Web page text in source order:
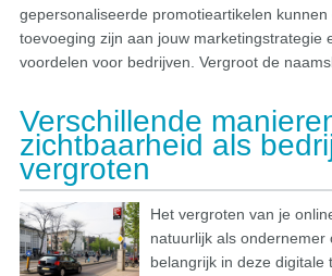
gepersonaliseerde promotieartikelen kunnen
toevoeging zijn aan jouw marketingstrategie
voordelen voor bedrijven. Vergroot de
Verschillende
zichtbaarheid als
vergroten
Het vergroten van je
natuurlijk als ondernemer
belangrijk in deze digitale